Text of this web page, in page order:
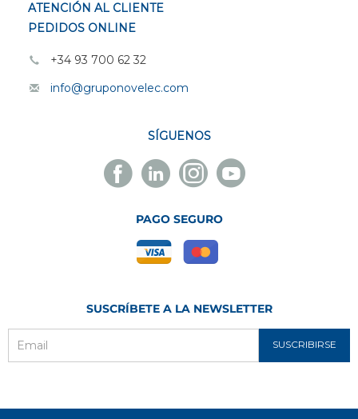
ATENCIÓN AL CLIENTE
PEDIDOS ONLINE
+34 93 700 62 32
info@gruponovelec.com
SÍGUENOS
Facebook
Novelec
Linkedin
Novelec
Instagram
Novelec
Youtube
Novelec
PAGO SEGURO
SUSCRÍBETE A LA NEWSLETTER
SUSCRIBIRSE